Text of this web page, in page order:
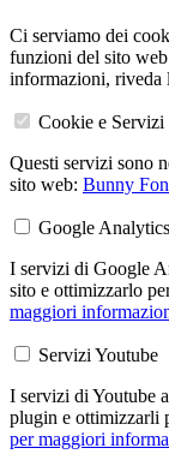
Ci serviamo dei
funzioni del sito
informazioni, riveda
Cookie e Servizi
Questi servizi sono
sito web: Bunny
Google Analytics
I servizi di Google
sito e ottimizzarlo
maggiori
Servizi Youtube
I servizi di Youtube
plugin e ottimizzarli
per maggiori